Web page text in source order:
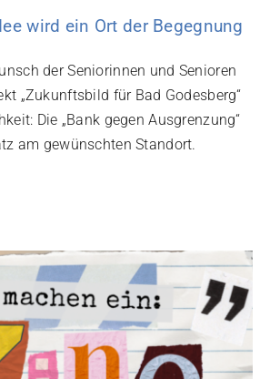
wird ein Ort der Begegnung
der Seniorinnen und Senioren
„Zukunftsbild für Bad Godesberg“
Die „Bank gegen Ausgrenzung“
am gewünschten Standort.